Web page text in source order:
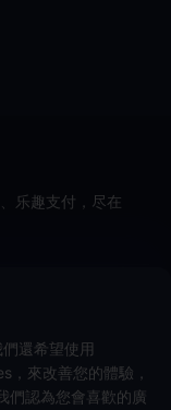
還希望使用
來改善您的體驗，
們認為您會喜歡的廣
乐趣支付，尽在